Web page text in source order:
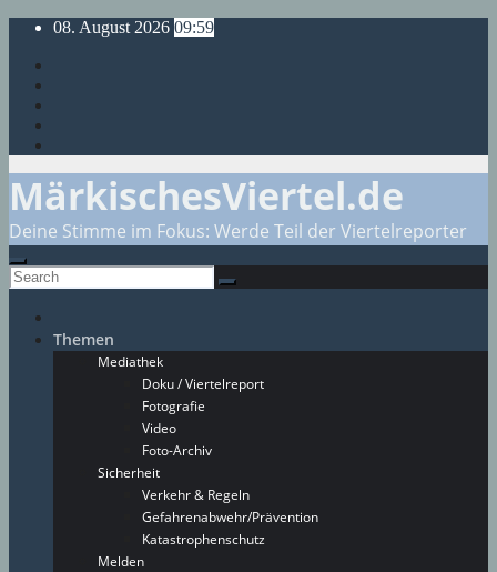
Skip
content
08. August 2026 09:59
MärkischesViertel.de
Deine Stimme im Fokus: Werde Teil der Viertelreporter
Themen
Mediathek
Doku / Viertelreport
Fotografie
Video
Foto-Archiv
Sicherheit
Verkehr & Regeln
Gefahrenabwehr/Prävention
Katastrophenschutz
Melden